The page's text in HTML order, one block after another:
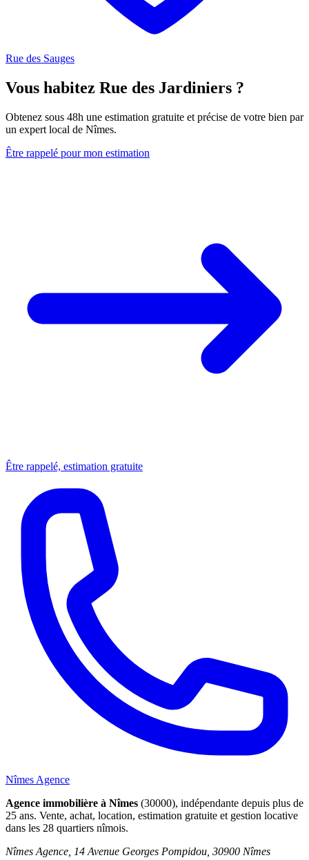
Rue des Sauges
Vous habitez Rue des Jardiniers ?
Obtenez sous 48h une estimation gratuite et précise de votre bien par
un expert local de Nîmes.
Être rappelé pour mon estimation
Être rappelé, estimation gratuite
Nîmes Agence
Agence immobilière à Nîmes (30000), indépendante depuis plus de
25 ans. Vente, achat, location, estimation gratuite et gestion locative
dans les 28 quartiers nîmois.
Nîmes Agence, 14 Avenue Georges Pompidou, 30900 Nîmes